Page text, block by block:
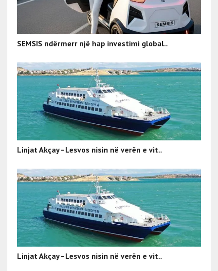
SEMSIS ndërmerr një hap investimi global..
Linjat Akçay–Lesvos nisin në verën e vit..
Linjat Akçay–Lesvos nisin në verën e vit..